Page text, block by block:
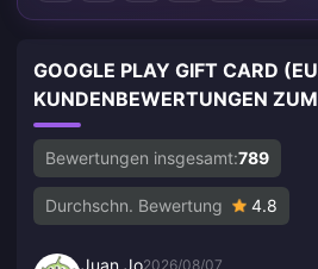
GOOGLE PLAY GIFT CARD
KUNDENBEWERTUNGEN
Bewertungen insgesamt:789
Durchschn. Bewertung 4.8
Juan Jo2026/08/07